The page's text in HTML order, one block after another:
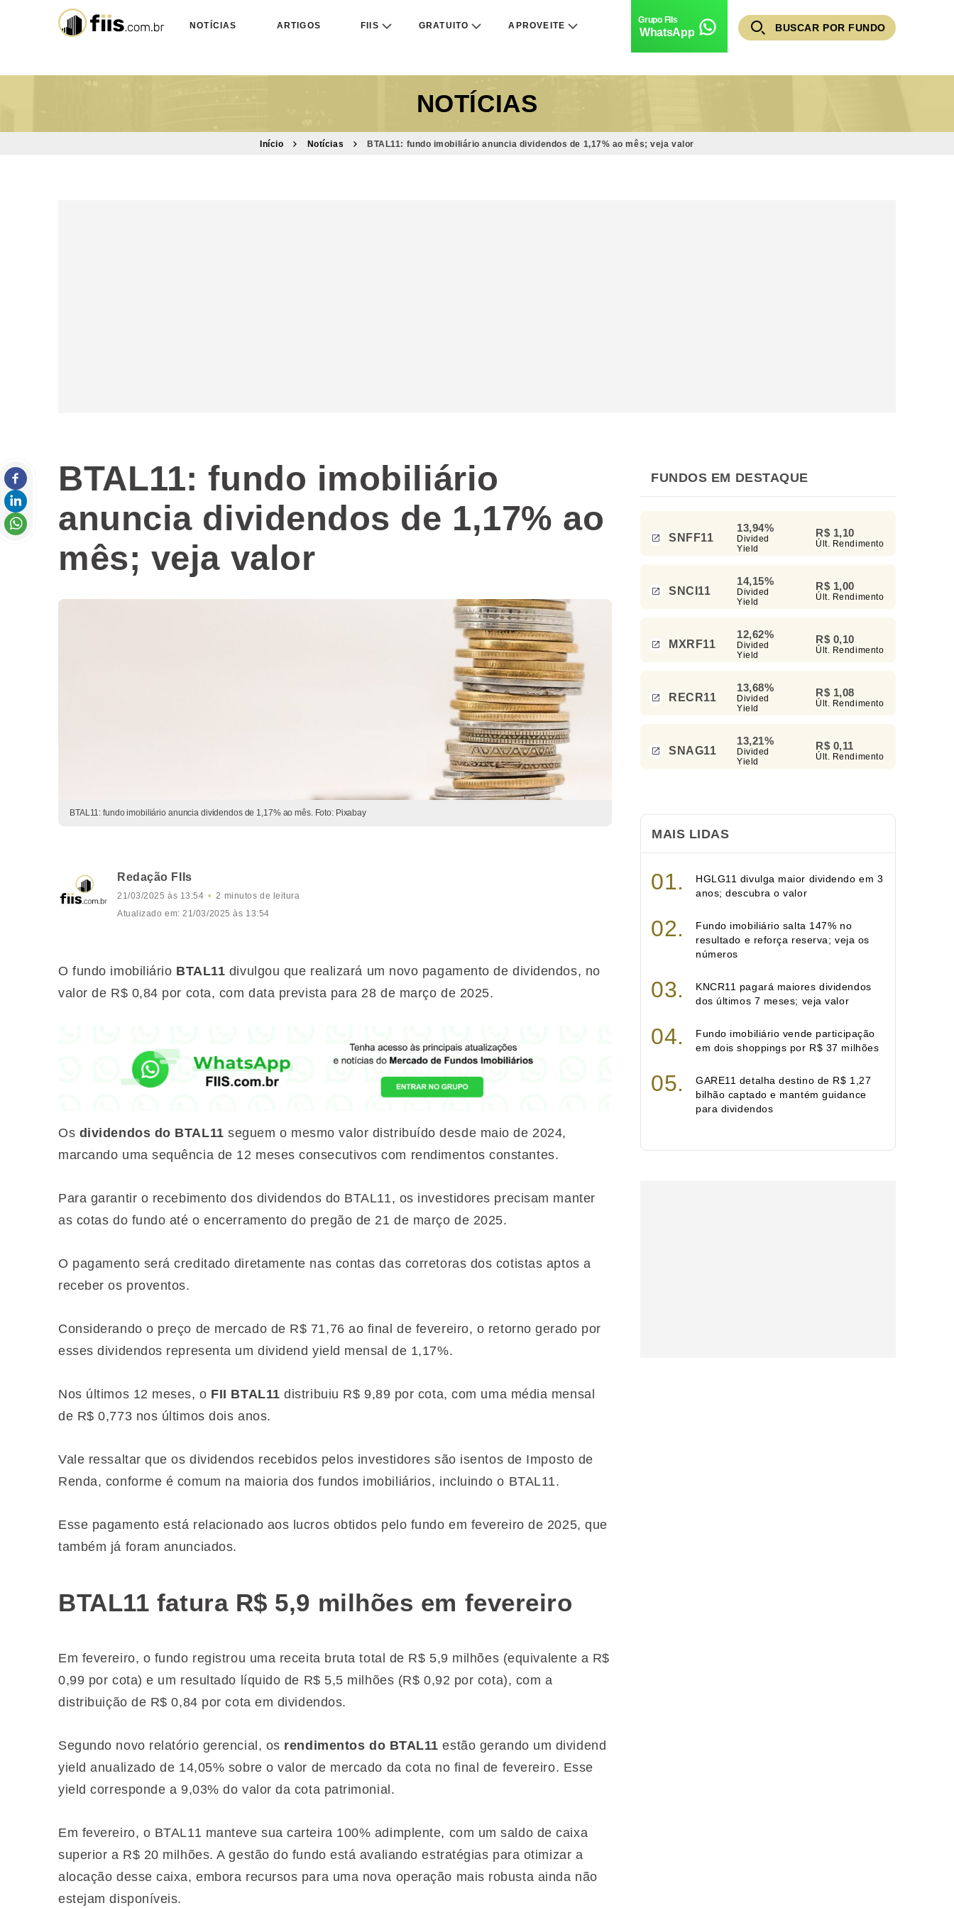
NOTÍCIAS ARTIGOS FIIS GRATUITO APROVEITE
WhatsApp BUSCAR POR FUNDO
NOTÍCIAS
Início Notícias BTAL11: fundo imobiliário anuncia dividendos de 1,17% ao mês; veja valor
BTAL11: fundo imobiliário
anuncia dividendos de 1,17% ao
mês; veja valor
BTAL11: fundo imobiliário anuncia dividendos de 1,17% ao mês. Foto: Pixabay
Redação FIIs
21/03/2025 às 13:54
2 minutos de leitura
Atualizado em: 21/03/2025 às 13:54
O fundo imobiliário BTAL11 divulgou que realizará um novo pagamento de dividendos, no
valor de R$ 0,84 por cota, com data prevista para 28 de março de 2025.
Os dividendos do BTAL11 seguem o mesmo valor distribuído desde maio de 2024,
marcando uma sequência de 12 meses consecutivos com rendimentos constantes.
Para garantir o recebimento dos dividendos do BTAL11, os investidores precisam manter
as cotas do fundo até o encerramento do pregão de 21 de março de 2025.
O pagamento será creditado diretamente nas contas das corretoras dos cotistas aptos a
receber os proventos.
Considerando o preço de mercado de R$ 71,76 ao final de fevereiro, o retorno gerado por
esses dividendos representa um dividend yield mensal de 1,17%.
Nos últimos 12 meses, o FII BTAL11 distribuiu R$ 9,89 por cota, com uma média mensal
de R$ 0,773 nos últimos dois anos.
Vale ressaltar que os dividendos recebidos pelos investidores são isentos de Imposto de
Renda, conforme é comum na maioria dos fundos imobiliários, incluindo o BTAL11.
Esse pagamento está relacionado aos lucros obtidos pelo fundo em fevereiro de 2025, que
também já foram anunciados.
BTAL11 fatura R$ 5,9 milhões em fevereiro
Em fevereiro, o fundo registrou uma receita bruta total de R$ 5,9 milhões (equivalente a R$
0,99 por cota) e um resultado líquido de R$ 5,5 milhões (R$ 0,92 por cota), com a
distribuição de R$ 0,84 por cota em dividendos.
Segundo novo relatório gerencial, os rendimentos do BTAL11 estão gerando um dividend
yield anualizado de 14,05% sobre o valor de mercado da cota no final de fevereiro. Esse
yield corresponde a 9,03% do valor da cota patrimonial.
Em fevereiro, o BTAL11 manteve sua carteira 100% adimplente, com um saldo de caixa
superior a R$ 20 milhões. A gestão do fundo está avaliando estratégias para otimizar a
alocação desse caixa, embora recursos para uma nova operação mais robusta ainda não
estejam disponíveis.
FUNDOS EM DESTAQUE
SNFF11
13,94%
Divided
Yield
R$ 1,10
Últ. Rendimento
SNCI11
14,15%
Divided
Yield
R$ 1,00
Últ. Rendimento
MXRF11
12,62%
Divided
Yield
R$ 0,10
Últ. Rendimento
RECR11
13,68%
Divided
Yield
R$ 1,08
Últ. Rendimento
SNAG11
13,21%
Divided
Yield
R$ 0,11
Últ. Rendimento
MAIS LIDAS
HGLG11 divulga maior dividendo em 3
anos; descubra o valor
Fundo imobiliário salta 147% no
resultado e reforça reserva; veja os
números
KNCR11 pagará maiores dividendos
dos últimos 7 meses; veja valor
Fundo imobiliário vende participação
em dois shoppings por R$ 37 milhões
GARE11 detalha destino de R$ 1,27
bilhão captado e mantém guidance
para dividendos